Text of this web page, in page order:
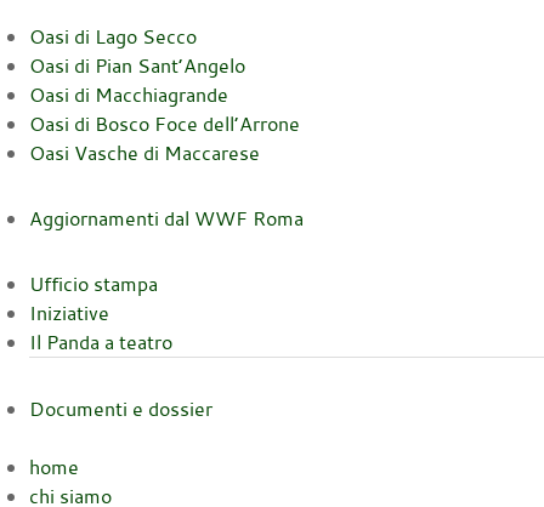
Oasi di Lago Secco
Oasi di Pian Sant’Angelo
Oasi di Macchiagrande
Oasi di Bosco Foce dell’Arrone
Oasi Vasche di Maccarese
Aggiornamenti dal WWF Roma
Ufficio stampa
Iniziative
Il Panda a teatro
Documenti e dossier
home
chi siamo